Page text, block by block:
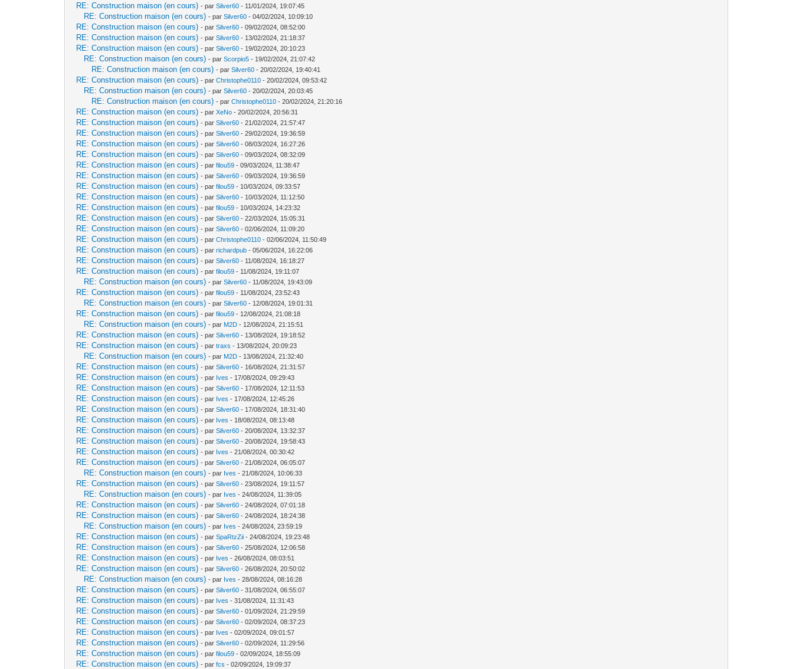
RE: Construction maison (en cours) - parSilver60 - 11/01/2024, 19:07:45
RE: Construction maison (en cours) - parSilver60 - 04/02/2024, 10:09:10
RE: Construction maison (en cours) - parSilver60 - 09/02/2024, 08:52:00
RE: Construction maison (en cours) - parSilver60 - 13/02/2024, 21:18:37
RE: Construction maison (en cours) - parSilver60 - 19/02/2024, 20:10:23
RE: Construction maison (en cours) - parScorpio5 - 19/02/2024, 21:07:42
RE: Construction maison (en cours) - parSilver60 - 20/02/2024, 19:40:41
RE: Construction maison (en cours) - parChristophe0110 - 20/02/2024, 09:53:42
RE: Construction maison (en cours) - parSilver60 - 20/02/2024, 20:03:45
RE: Construction maison (en cours) - parChristophe0110 - 20/02/2024, 21:20:16
RE: Construction maison (en cours) - parXeNo - 20/02/2024, 20:56:31
RE: Construction maison (en cours) - parSilver60 - 21/02/2024, 21:57:47
RE: Construction maison (en cours) - parSilver60 - 29/02/2024, 19:36:59
RE: Construction maison (en cours) - parSilver60 - 08/03/2024, 16:27:26
RE: Construction maison (en cours) - parSilver60 - 09/03/2024, 08:32:09
RE: Construction maison (en cours) - parfilou59 - 09/03/2024, 11:38:47
RE: Construction maison (en cours) - parSilver60 - 09/03/2024, 19:36:59
RE: Construction maison (en cours) - parfilou59 - 10/03/2024, 09:33:57
RE: Construction maison (en cours) - parSilver60 - 10/03/2024, 11:12:50
RE: Construction maison (en cours) - parfilou59 - 10/03/2024, 14:23:32
RE: Construction maison (en cours) - parSilver60 - 22/03/2024, 15:05:31
RE: Construction maison (en cours) - parSilver60 - 02/06/2024, 11:09:20
RE: Construction maison (en cours) - parChristophe0110 - 02/06/2024, 11:50:49
RE: Construction maison (en cours) - parrichardpub - 05/06/2024, 16:22:06
RE: Construction maison (en cours) - parSilver60 - 11/08/2024, 16:18:27
RE: Construction maison (en cours) - parfilou59 - 11/08/2024, 19:11:07
RE: Construction maison (en cours) - parSilver60 - 11/08/2024, 19:43:09
RE: Construction maison (en cours) - parfilou59 - 11/08/2024, 23:52:43
RE: Construction maison (en cours) - parSilver60 - 12/08/2024, 19:01:31
RE: Construction maison (en cours) - parfilou59 - 12/08/2024, 21:08:18
RE: Construction maison (en cours) - par M2D - 12/08/2024, 21:15:51
RE: Construction maison (en cours) - parSilver60 - 13/08/2024, 19:18:52
RE: Construction maison (en cours) - partraxs - 13/08/2024, 20:09:23
RE: Construction maison (en cours) - par M2D - 13/08/2024, 21:32:40
RE: Construction maison (en cours) - parSilver60 - 16/08/2024, 21:31:57
RE: Construction maison (en cours) - par Ives - 17/08/2024, 09:29:43
RE: Construction maison (en cours) - parSilver60 - 17/08/2024, 12:11:53
RE: Construction maison (en cours) - par Ives - 17/08/2024, 12:45:26
RE: Construction maison (en cours) - parSilver60 - 17/08/2024, 18:31:40
RE: Construction maison (en cours) - par Ives - 18/08/2024, 08:13:48
RE: Construction maison (en cours) - parSilver60 - 20/08/2024, 13:32:37
RE: Construction maison (en cours) - parSilver60 - 20/08/2024, 19:58:43
RE: Construction maison (en cours) - par Ives - 21/08/2024, 00:30:42
RE: Construction maison (en cours) - parSilver60 - 21/08/2024, 06:05:07
RE: Construction maison (en cours) - par Ives - 21/08/2024, 10:06:33
RE: Construction maison (en cours) - parSilver60 - 23/08/2024, 19:11:57
RE: Construction maison (en cours) - par Ives - 24/08/2024, 11:39:05
RE: Construction maison (en cours) - parSilver60 - 24/08/2024, 07:01:18
RE: Construction maison (en cours) - parSilver60 - 24/08/2024, 18:24:38
RE: Construction maison (en cours) - par Ives - 24/08/2024, 23:59:19
RE: Construction maison (en cours) - parSpaRtzZii - 24/08/2024, 19:23:48
RE: Construction maison (en cours) - parSilver60 - 25/08/2024, 12:06:58
RE: Construction maison (en cours) - par Ives - 26/08/2024, 08:03:51
RE: Construction maison (en cours) - parSilver60 - 26/08/2024, 20:50:02
RE: Construction maison (en cours) - par Ives - 28/08/2024, 08:16:28
RE: Construction maison (en cours) - parSilver60 - 31/08/2024, 06:55:07
RE: Construction maison (en cours) - par Ives - 31/08/2024, 11:31:43
RE: Construction maison (en cours) - parSilver60 - 01/09/2024, 21:29:59
RE: Construction maison (en cours) - parSilver60 - 02/09/2024, 08:37:23
RE: Construction maison (en cours) - par Ives - 02/09/2024, 09:01:57
RE: Construction maison (en cours) - parSilver60 - 02/09/2024, 11:29:56
RE: Construction maison (en cours) - parfilou59 - 02/09/2024, 18:55:09
RE: Construction maison (en cours) - parfcs - 02/09/2024, 19:09:37